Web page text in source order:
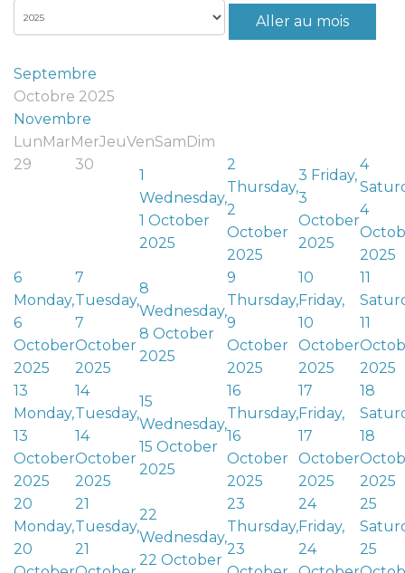
Aller au mois
Septembre
Octobre 2025
Novembre
Lun Mar MerJeuVenSam Dim
29
30
1
Wednesday,
1 October
2025
2
Thursday,
2
October
2025
3 Friday,
3
October
2025
4
4
2025
6
Monday,
6
October
2025
7
Tuesday,
7
October
2025
8
Wednesday,
8 October
2025
9
Thursday,
9
October
2025
10
Friday,
10
October
2025
11
11
2025
13
Monday,
13
October
2025
14
Tuesday,
14
October
2025
15
Wednesday,
15 October
2025
16
Thursday,
16
October
2025
17
Friday,
17
October
2025
18
18
2025
20
Monday,
20
21
Tuesday,
21
22
Wednesday,
22 October
23
Thursday,
23
24
Friday,
24
25
25